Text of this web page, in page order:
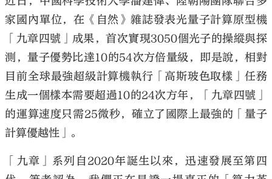
家國內單位，在《自然》雜誌發表光量子計算原型機
「九章四號」成果，首次實現3050個光子的操縱與探
測，量子優勢比達10的54次方倍量級，即是說，相對
目前全球最強超級計算機執行「高斯玻色取樣」任務
生成一個樣本需要超過10的24次方年，「九章四號」
的運算速度只需25微秒，確立了國際上最強的「量子
計算優越性」。
「九章」系列自2020年誕生以來，迅速發展至第四